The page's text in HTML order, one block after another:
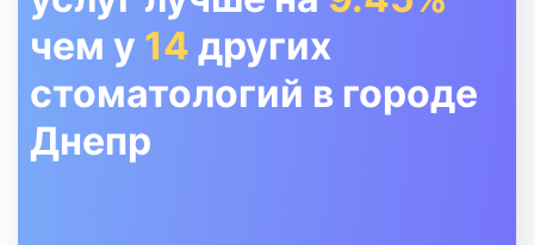
чем у 14 других
стоматологий в городе
Днепр